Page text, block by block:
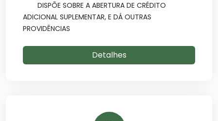
DISPÕE SOBRE A ABERTURA DE CRÉDITO
ADICIONAL SUPLEMENTAR, E DÁ OUTRAS
PROVIDÊNCIAS
Detalhes